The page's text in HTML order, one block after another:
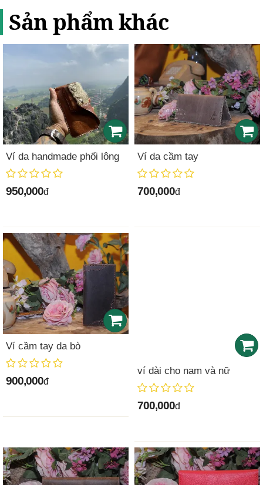
Sản phẩm khác
Ví da handmade phối lông
950,000đ
Ví da cầm tay
700,000đ
Ví cầm tay da bò
900,000đ
ví dài cho nam và nữ
700,000đ